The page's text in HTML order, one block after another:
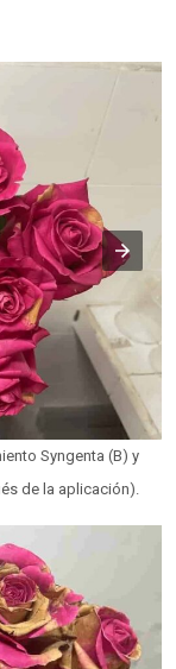
Syngenta (B) y
de la aplicación).